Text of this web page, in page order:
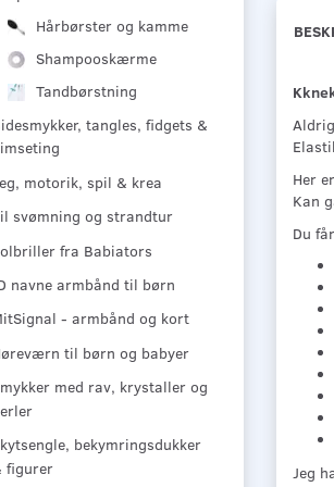
Hårbørster og kamme
Shampooskærme
Tandbørstning
tangles, fidgets &
motorik, spil & krea
svømning og strandtur
fra Babiators
navne armbånd til børn
- armbånd og kort
til børn og babyer
med rav, krystaller og
bekymringsdukker
figurer
Her
Kan
Du
Jeg